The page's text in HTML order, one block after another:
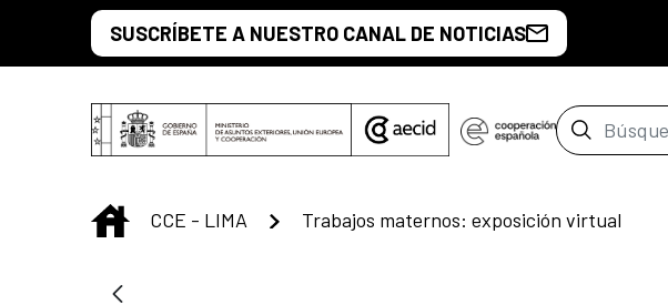
Saltar al contenido principal
SUSCRÍBETE A NUESTRO CANAL DE NOTICIAS
Barra de
INICIO
CCE - LIMA Trabajos maternos: exposición virtual